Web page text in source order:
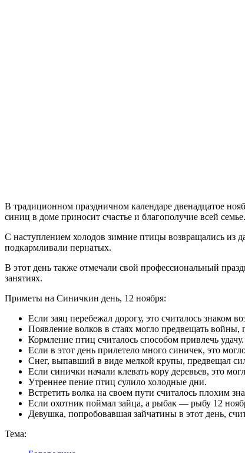
В традиционном праздничном календаре двенадцатое
синиц в доме приносит счастье и благополучие всей семье.
С наступлением холодов зимние птицы возвращались из
подкармливали пернатых.
В этот день также отмечали свой профессиональный
занятиях.
Приметы на Синичкин день, 12 ноября:
Если заяц перебежал дорогу, это считалось знаком
Появление волков в стаях могло предвещать войны,
Кормление птиц считалось способом привлечь удачу.
Если в этот день прилетело много синичек, это
Снег, выпавший в виде мелкой крупы, предвещал
Если синички начали клевать кору деревьев, это
Утреннее пение птиц сулило холодные дни.
Встретить волка на своем пути считалось плохим
Если охотник поймал зайца, а рыбак — рыбу 12
Девушка, попробовавшая зайчатины в этот день,
Тема: